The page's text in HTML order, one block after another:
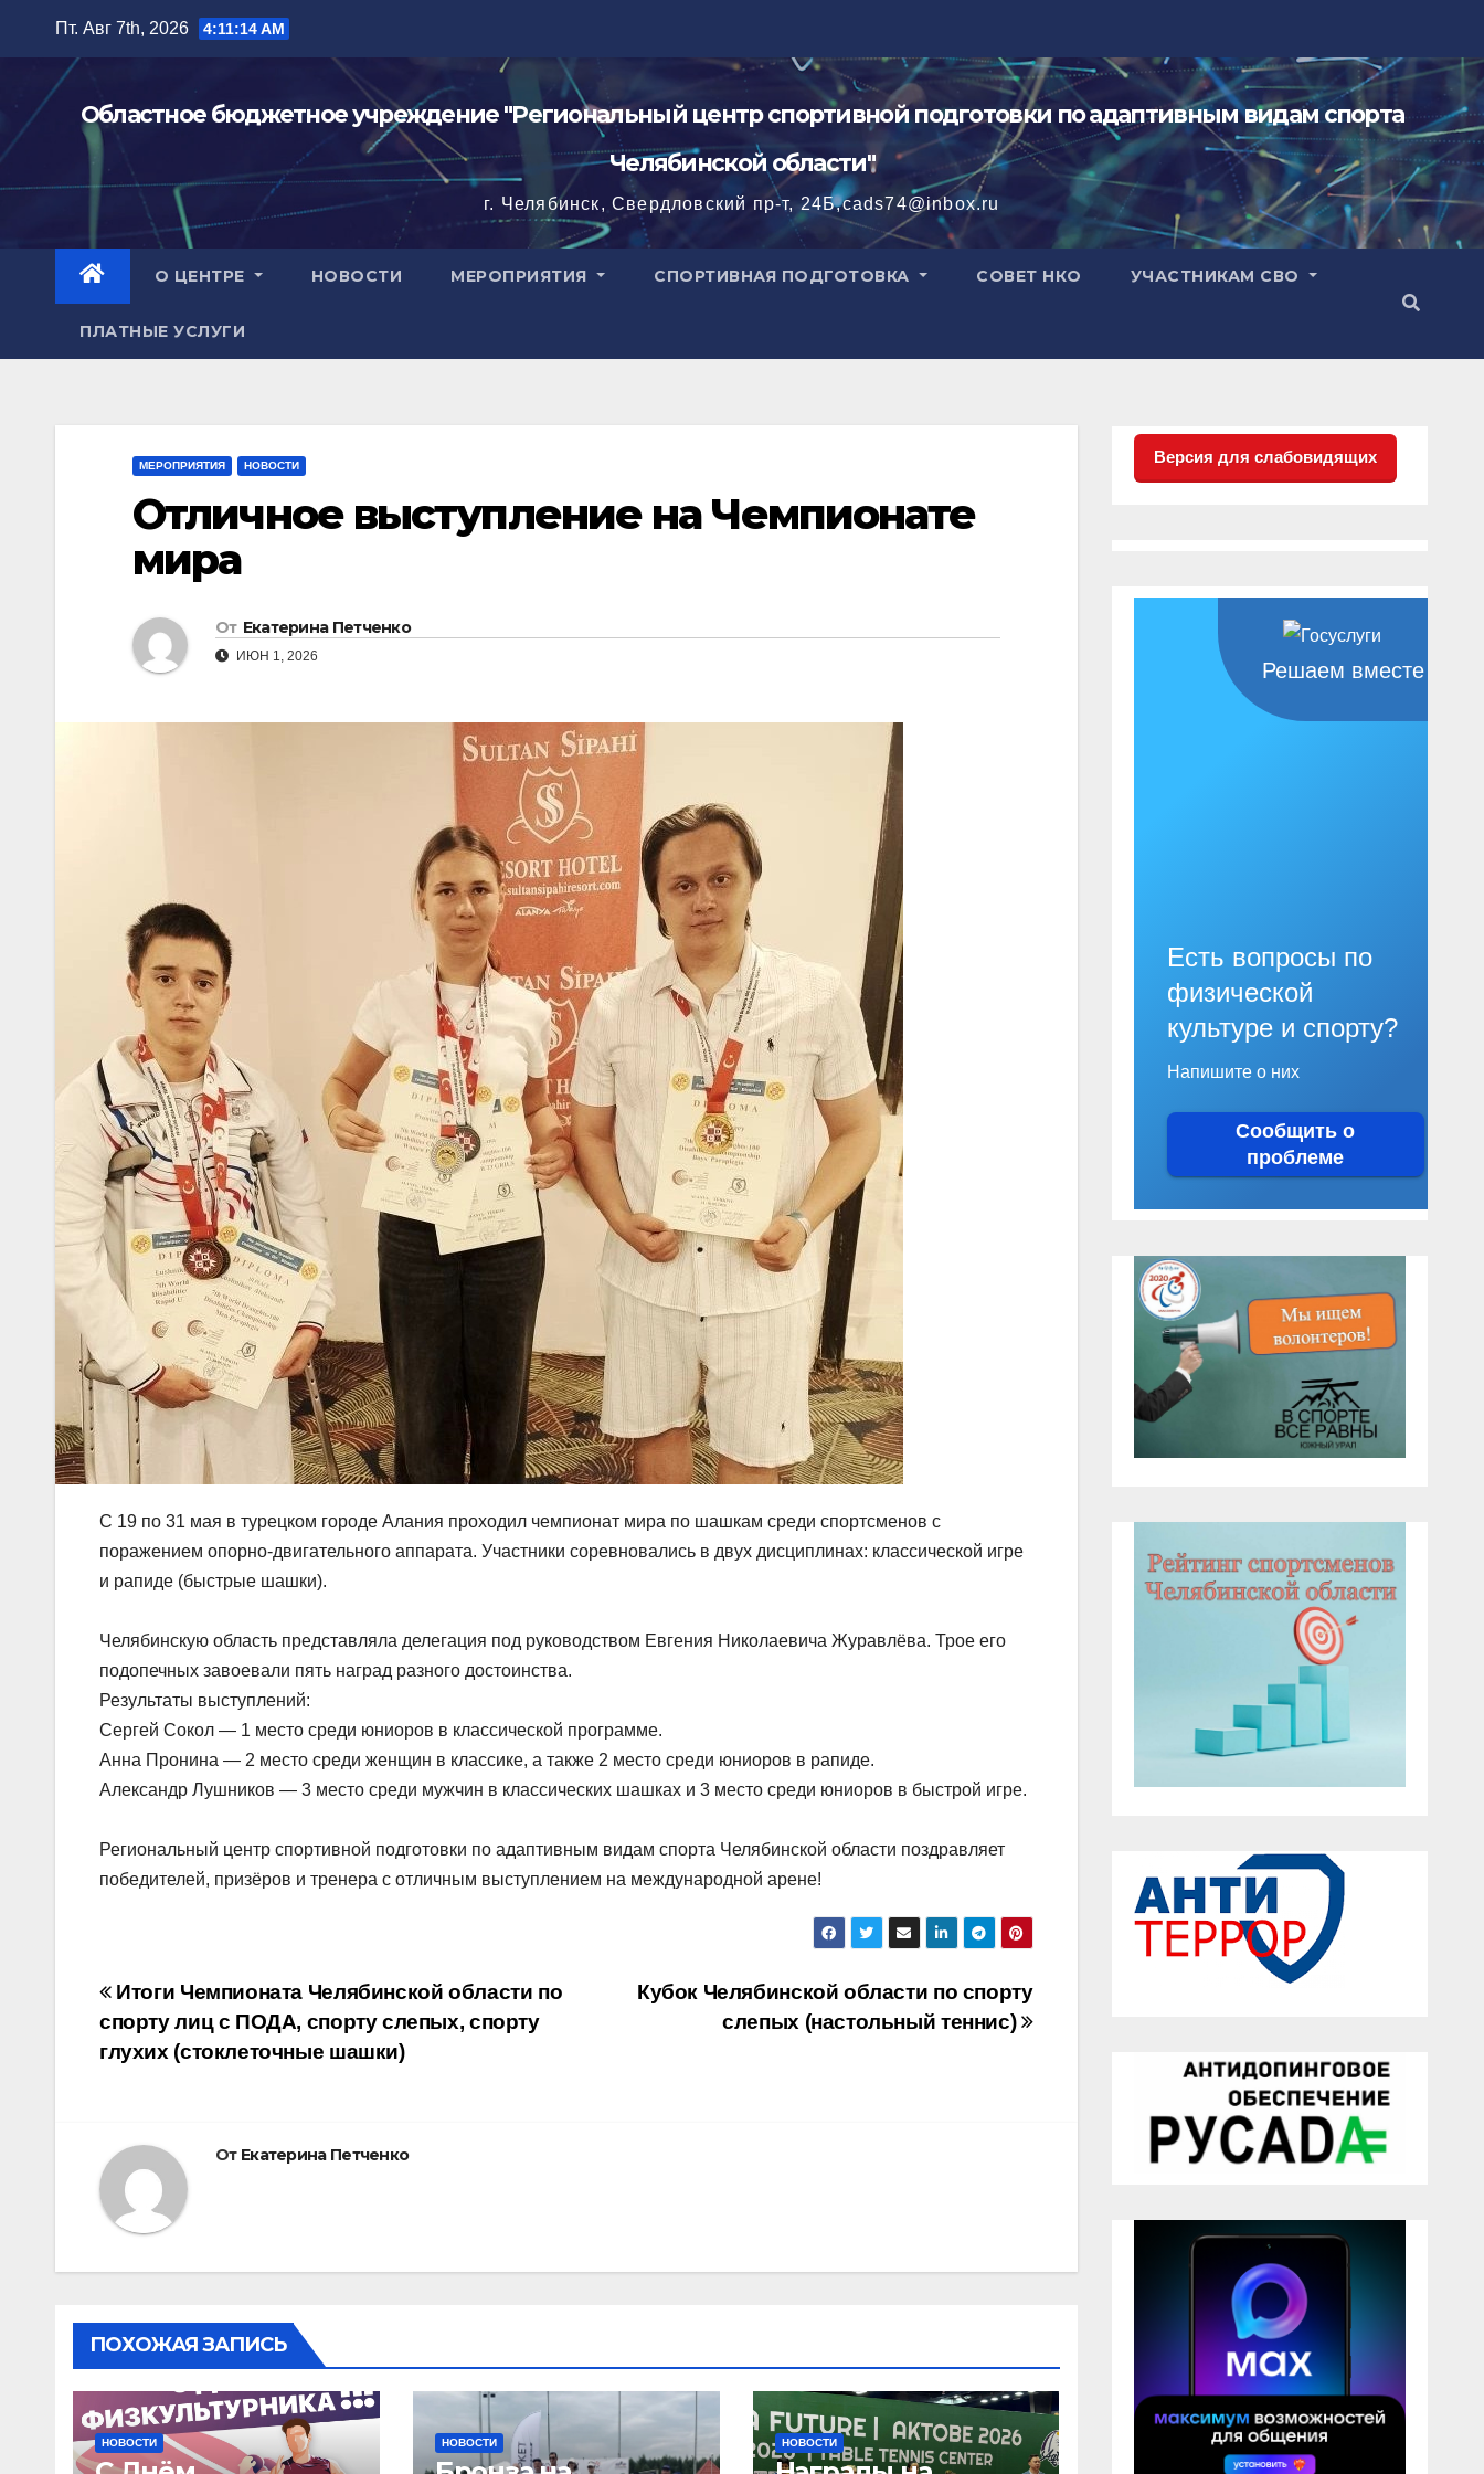
содержимому
Пт. Авг 7th, 2026 4:11:15 AM
Областное бюджетное учреждение "Региональный центр спортивной подготовки по адаптивным видам спорта
Челябинской области"
г. Челябинск, Свердловский пр-т, 24Б,cads74@inbox.ru
О ЦЕНТРЕ НОВОСТИ МЕРОПРИЯТИЯ СПОРТИВНАЯ ПОДГОТОВКА СОВЕТ НКО УЧАСТНИКАМ СВО
ПЛАТНЫЕ УСЛУГИ
МЕРОПРИЯТИЯ НОВОСТИ
Отличное выступление на Чемпионате
мира
От Екатерина Петченко
ИЮН 1, 2026
С 19 по 31 мая в турецком городе Алания проходил чемпионат мира по шашкам среди спортсменов с
поражением опорно-двигательного аппарата. Участники соревновались в двух дисциплинах: классической игре
и рапиде (быстрые шашки).
Челябинскую область представляла делегация под руководством Евгения Николаевича Журавлёва. Трое его
подопечных завоевали пять наград разного достоинства.
Результаты выступлений:
Сергей Сокол — 1 место среди юниоров в классической программе.
Анна Пронина — 2 место среди женщин в классике, а также 2 место среди юниоров в рапиде.
Александр Лушников — 3 место среди мужчин в классических шашках и 3 место среди юниоров в быстрой игре.
Региональный центр спортивной подготовки по адаптивным видам спорта Челябинской области поздравляет
победителей, призёров и тренера с отличным выступлением на международной арене!
Навигация
по
Кубок Челябинской области по спорту
слепых (настольный теннис)
Итоги Чемпионата Челябинской области по
спорту лиц с ПОДА, спорту слепых, спорту
глухих (стоклеточные шашки)
От Екатерина Петченко
ПОХОЖАЯ ЗАПИСЬ
НОВОСТИ НОВОСТИ НОВОСТИ
Версия для слабовидящих
Решаем вместе
Есть вопросы по
физической
культуре и спорту?
Напишите о них
Сообщить о
проблеме